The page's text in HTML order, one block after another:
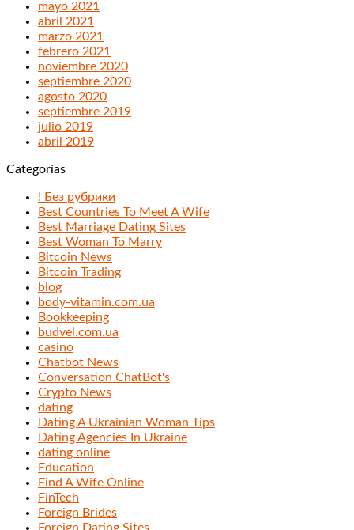
mayo 2021
abril 2021
marzo 2021
febrero 2021
noviembre 2020
septiembre 2020
agosto 2020
septiembre 2019
julio 2019
abril 2019
Categorías
! Без рубрики
Best Countries To Meet A Wife
Best Marriage Dating Sites
Best Woman To Marry
Bitcoin News
Bitcoin Trading
blog
body-vitamin.com.ua
Bookkeeping
budvel.com.ua
casino
Chatbot News
Conversation ChatBot's
Crypto News
dating
Dating A Ukrainian Woman Tips
Dating Agencies In Ukraine
dating online
Education
Find A Wife Online
FinTech
Foreign Brides